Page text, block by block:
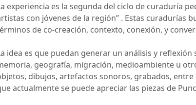
experiencia es la segunda del ciclo de curaduría
con jóvenes de la región” . Estas curadurías
de co-creación, contexto, conexión, y
idea es que puedan generar un análisis y
geografía, migración, medioambiente u
dibujos, artefactos sonoros, grabados, entre
actualmente se puede apreciar las piezas de